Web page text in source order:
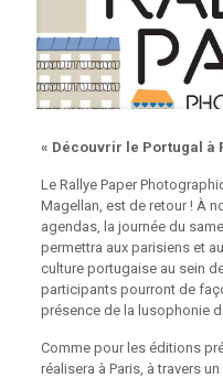
« Découvrir le Portugal à
Le Rallye Paper
Magellan, est de retour ! À
agendas, la journée du
permettra aux parisiens et
culture portugaise au sein
participants pourront de
présence de la lusophonie
Comme pour les éditions
réalisera à Paris, à travers